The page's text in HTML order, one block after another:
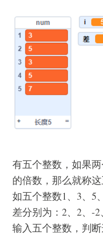
有五个整数，如果
的倍数，那么就称
如五个整数1、3、5
差分别为：2、2、-2
输入五个整数，判